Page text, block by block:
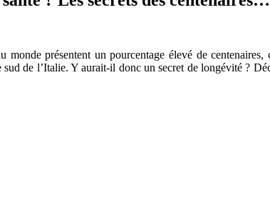
présentent un pourcentage élevé de
de l’Italie. Y aurait-il donc un secret de longévité ?